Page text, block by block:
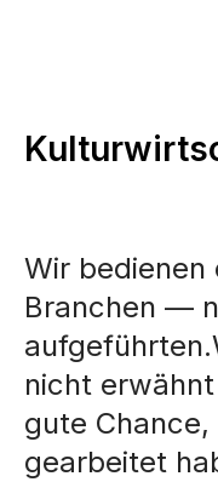
Wir bedienen
Branchen —
nicht
gute
gearbeitet